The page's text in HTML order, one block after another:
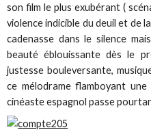
son film le plus exubérant (
violence indicible du deuil et de
cadenasse dans le silence
beauté éblouissante dès le
justesse bouleversante,
ce mélodrame flamboyant
cinéaste espagnol passe